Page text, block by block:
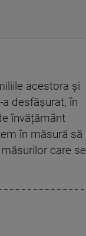
acestora și
desfășurat, în
învățământ
în măsură să
care se